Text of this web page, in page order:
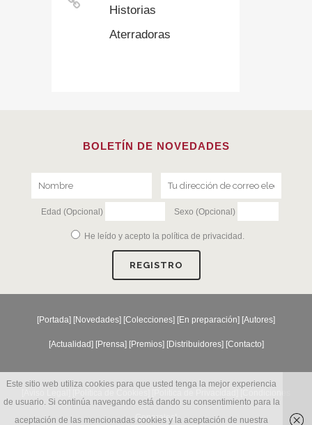
Historias
Aterradoras
BOLETÍN DE NOVEDADES
Edad (Opcional) Sexo (Opcional)
He leído y acepto la política de privacidad .
[Portada] [Novedades] [Colecciones] [En preparación] [Autores]
[Actualidad] [Prensa] [Premios] [Distribuidores] [Contacto]
Generales ]
Este sitio web utiliza cookies para que usted tenga la mejor experiencia
de usuario. Si continúa navegando está dando su consentimiento para la
aceptación de las mencionadas cookies y la aceptación de nuestra